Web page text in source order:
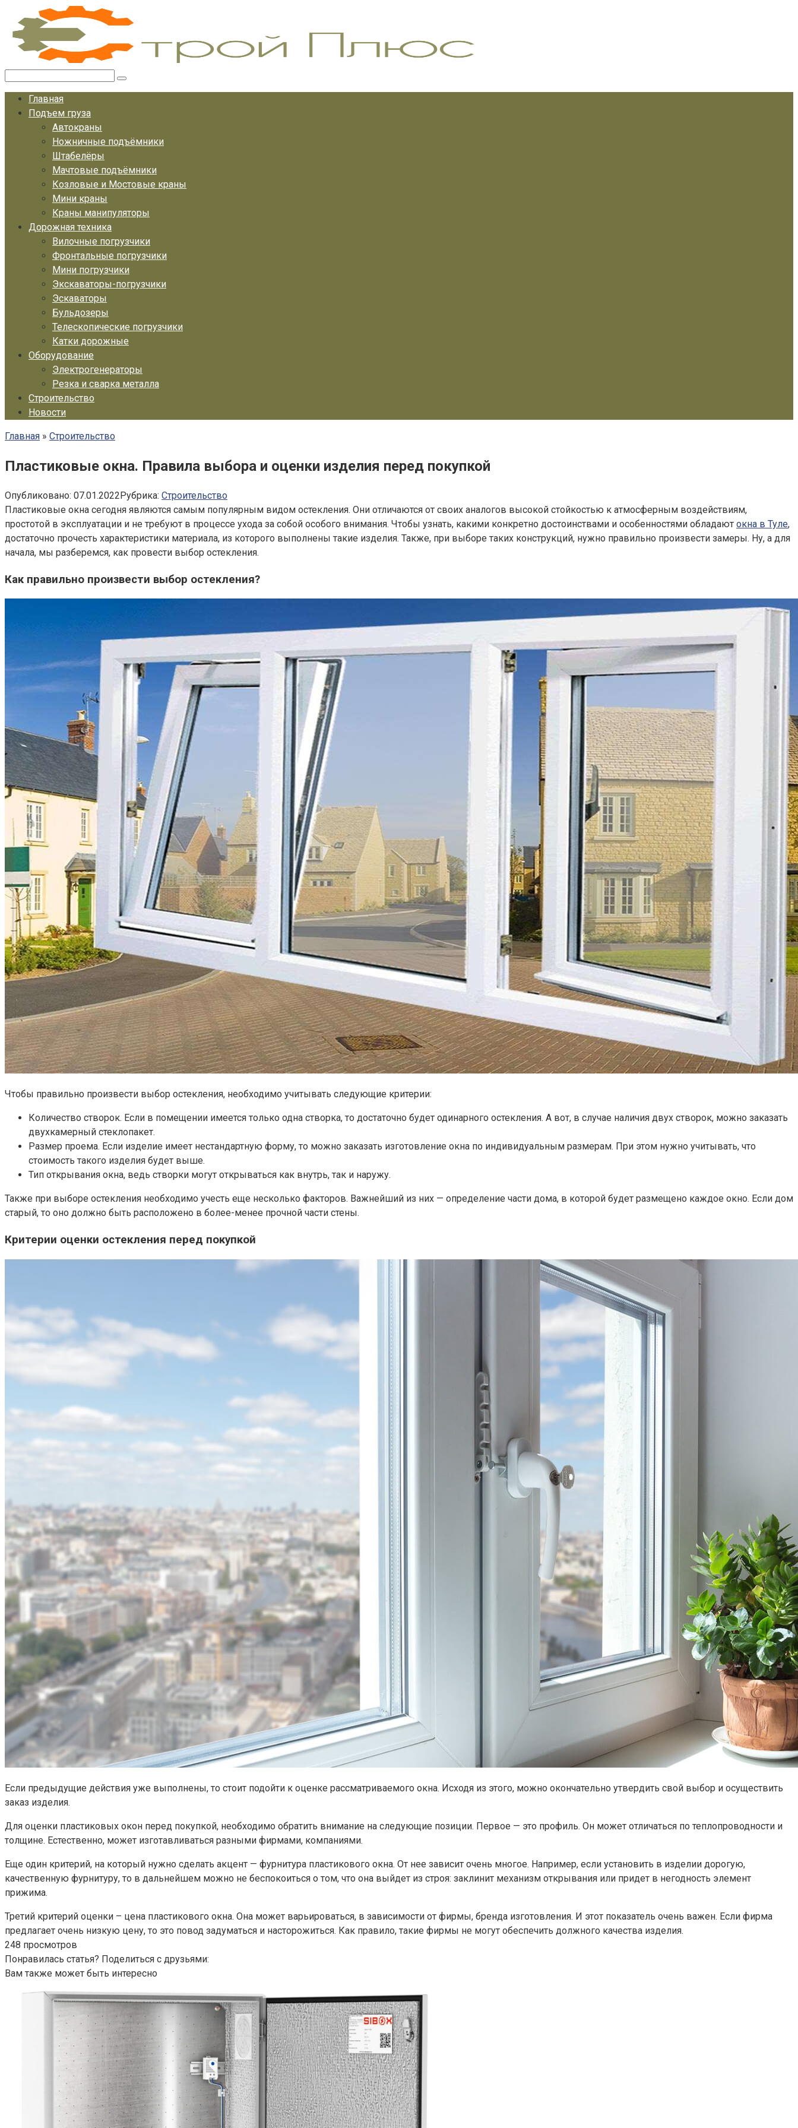
Перейти
контенту
Главная
Подъем груза
Автокраны
Ножничные подъёмники
Штабелёры
Мачтовые подъёмники
Козловые и Мостовые краны
Мини краны
Краны манипуляторы
Дорожная техника
Вилочные погрузчики
Фронтальные погрузчики
Мини погрузчики
Экскаваторы-погрузчики
Эскаваторы
Бульдозеры
Телескопические погрузчики
Катки дорожные
Оборудование
Электрогенераторы
Резка и сварка металла
Строительство
Новости
Главная » Строительство
Пластиковые окна. Правила выбора и оценки изделия перед покупкой
Опубликовано: 07.01.2022Рубрика: Строительство
Пластиковые окна сегодня являются самым популярным видом остекления. Они отличаются от своих аналогов высокой стойкостью к атмосферным воздействиям,
простотой в эксплуатации и не требуют в процессе ухода за собой особого внимания. Чтобы узнать, какими конкретно достоинствами и особенностями обладают окна в Туле,
достаточно прочесть характеристики материала, из которого выполнены такие изделия. Также, при выборе таких конструкций, нужно правильно произвести замеры. Ну, а для
начала, мы разберемся, как провести выбор остекления.
Как правильно произвести выбор остекления?
Чтобы правильно произвести выбор остекления, необходимо учитывать следующие критерии:
Количество створок. Если в помещении имеется только одна створка, то достаточно будет одинарного остекления. А вот, в случае наличия двух створок, можно заказать
двухкамерный стеклопакет.
Размер проема. Если изделие имеет нестандартную форму, то можно заказать изготовление окна по индивидуальным размерам. При этом нужно учитывать, что
стоимость такого изделия будет выше.
Тип открывания окна, ведь створки могут открываться как внутрь, так и наружу.
Также при выборе остекления необходимо учесть еще несколько факторов. Важнейший из них — определение части дома, в которой будет размещено каждое окно. Если дом
старый, то оно должно быть расположено в более-менее прочной части стены.
Критерии оценки остекления перед покупкой
Если предыдущие действия уже выполнены, то стоит подойти к оценке рассматриваемого окна. Исходя из этого, можно окончательно утвердить свой выбор и осуществить
заказ изделия.
Для оценки пластиковых окон перед покупкой, необходимо обратить внимание на следующие позиции. Первое — это профиль. Он может отличаться по теплопроводности и
толщине. Естественно, может изготавливаться разными фирмами, компаниями.
Еще один критерий, на который нужно сделать акцент — фурнитура пластикового окна. От нее зависит очень многое. Например, если установить в изделии дорогую,
качественную фурнитуру, то в дальнейшем можно не беспокоиться о том, что она выйдет из строя: заклинит механизм открывания или придет в негодность элемент
прижима.
Третий критерий оценки – цена пластикового окна. Она может варьироваться, в зависимости от фирмы, бренда изготовления. И этот показатель очень важен. Если фирма
предлагает очень низкую цену, то это повод задуматься и насторожиться. Как правило, такие фирмы не могут обеспечить должного качества изделия.
248 просмотров
Понравилась статья? Поделиться с друзьями:
Вам также может быть интересно